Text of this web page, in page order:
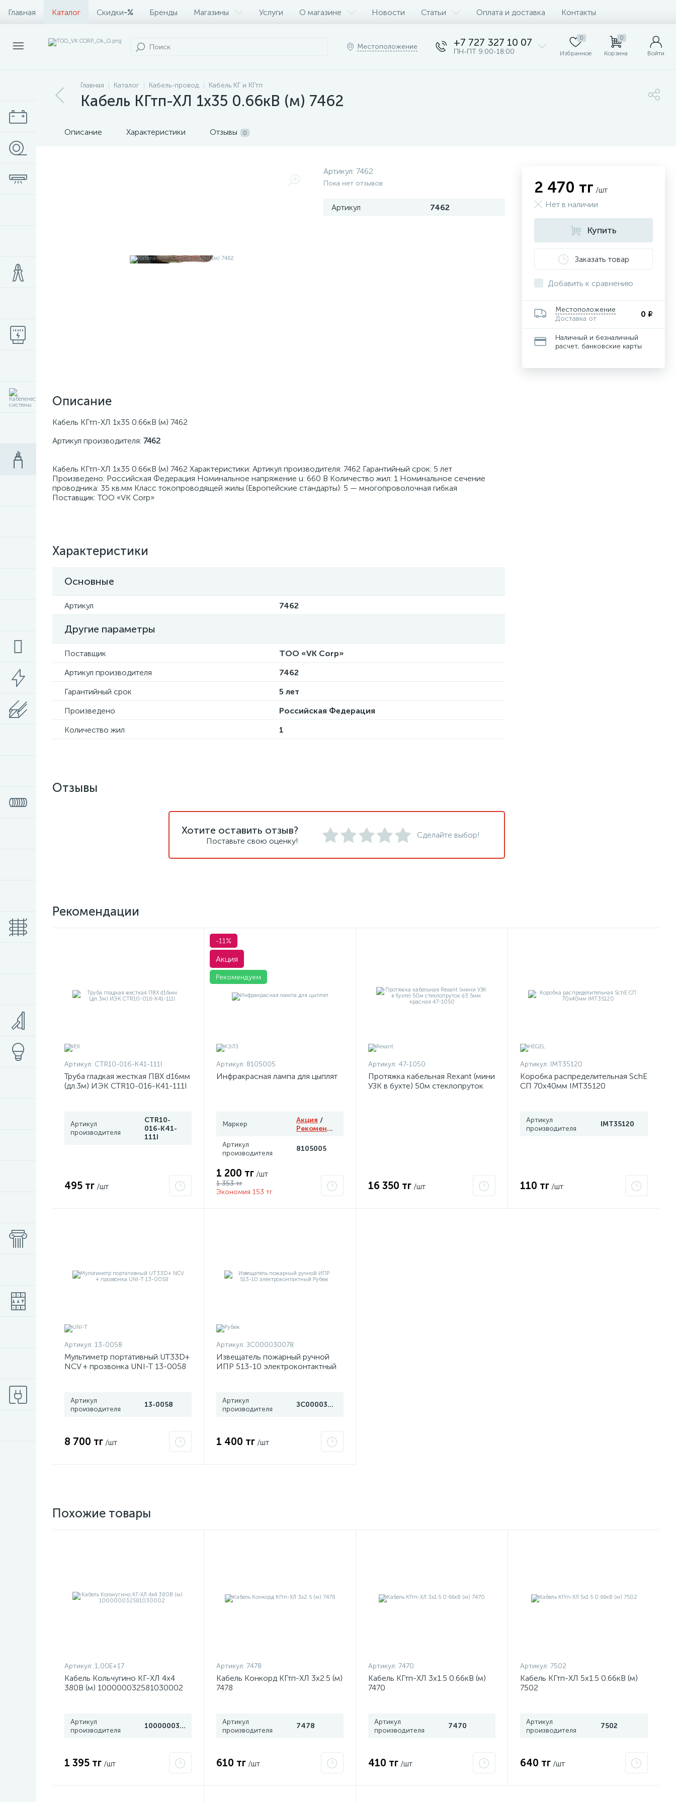
Главная Каталог Скидки-% Бренды Магазины Услуги О магазине Новости Статьи Оплата и доставка Контакты
Местоположение +7 727 327 10 07
ПН-ПТ 9:00-18:00
0
Избранное
0
Корзина Войти
Главная Каталог Кабель-провод Кабель КГ и КГтп
Кабель КГтп-ХЛ 1х35 0.66кВ (м) 7462
Описание Характеристики Отзывы 0
Артикул: 7462
Пока нет отзывов
Артикул 7462
Описание
Кабель КГтп-ХЛ 1х35 0.66кВ (м) 7462
Артикул производителя: 7462
Кабель КГтп-ХЛ 1х35 0.66кВ (м) 7462 Характеристики: Артикул производителя: 7462 Гарантийный срок: 5 лет
Произведено: Российская Федерация Номинальное напряжение u: 660 В Количество жил: 1 Номинальное сечение
проводника: 35 кв.мм Класс токопроводящей жилы (Европейские стандарты): 5 — многопроволочная гибкая
Поставщик: ТОО «VK Corp»
Характеристики
Основные
Артикул 7462
Другие параметры
Поставщик
ТОО «VK Corp»
Артикул производителя
7462
Гарантийный срок
5 лет
Произведено
Российская Федерация
Количество жил
1
2 470 тг /шт
Нет в наличии
Купить
Заказать товар
Добавить к сравнению
Местоположение
Доставка от
0 ₽
Наличный и безналичный
расчет, банковские карты
Отзывы
Хотите оставить отзыв?
Поставьте свою оценку!
Сделайте выбор!
Рекомендации
Артикул: CTR10-016-K41-111I
Труба гладкая жесткая ПВХ d16мм
(дл.3м) ИЭК CTR10-016-K41-111I
Артикул
производителя
CTR10-
016-K41-
111I
495 тг /шт
-11%
Акция
Рекомендуем
Артикул: 8105005
Инфракрасная лампа для цыплят
Маркер Акция /
Рекомендуем
Артикул
производителя
8105005
1 200 тг /шт
1 353 тг
Экономия 153 тг
Артикул: 47-1050
Протяжка кабельная Rexant (мини
УЗК в бухте) 50м стеклопруток
16 350 тг /шт
Артикул: IMT35120
Коробка распределительная SchE
СП 70х40мм IMT35120
Артикул
производителя
IMT35120
110 тг /шт
Артикул: 13-0058
Мультиметр портативный UT33D+
NCV + прозвонка UNI-T 13-0058
Артикул
производителя
13-0058
8 700 тг /шт
Артикул: ЗС000030078
Извещатель пожарный ручной
ИПР 513-10 электроконтактный
Артикул
производителя
ЗС000030078
1 400 тг /шт
Похожие товары
Артикул: 1,00E+17
Кабель Кольчугино КГ-ХЛ 4х4
380В (м) 100000032581030002
Артикул
производителя
100000032581030002
1 395 тг /шт
Артикул: 7478
Кабель Конкорд КГтп-ХЛ 3х2.5 (м)
7478
Артикул
производителя
7478
610 тг /шт
Артикул: 7470
Кабель КГтп-ХЛ 3х1.5 0.66кВ (м)
7470
Артикул
производителя
7470
410 тг /шт
Артикул: 7502
Кабель КГтп-ХЛ 5х1.5 0.66кВ (м)
7502
Артикул
производителя
7502
640 тг /шт